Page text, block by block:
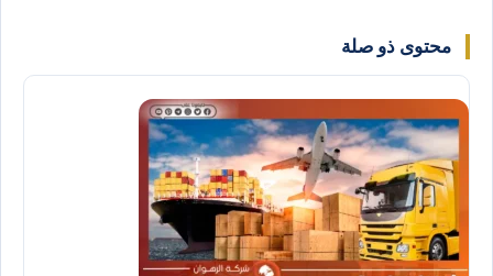
محتوى ذو صلة